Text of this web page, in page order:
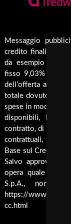
Servizio di
Rivestimenti su
Pellet
Camini
Inserti
Caldaie
Barbecue
Cucina
Termocucina
Climatizzatori
Pannelli
Ricambi
Arredamento
Accessori
Spedizione &
Cambio e
Messaggio
credito finalizzato
da esempio
fisso 9,03% Taeg
dell’offerta
totale dovuto dal
spese in modo
disponibili,
contratto, di
contrattuali,
Base sul Credito ai
Salvo
opera quale
S.p.A., non in
https://
cc.html